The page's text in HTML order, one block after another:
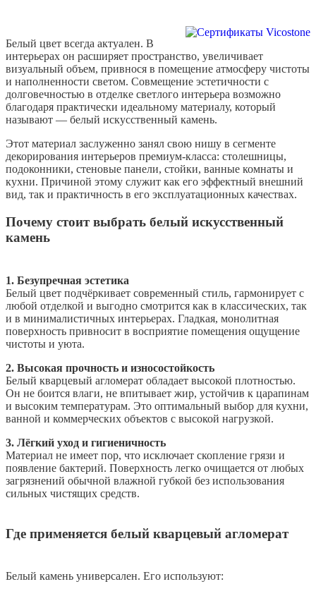
Белый цвет всегда актуален. В
интерьерах он расширяет пространство, увеличивает
визуальный объем, привнося в помещение атмосферу чистоты
и наполненности светом. Совмещение эстетичности с
долговечностью в отделке светлого интерьера возможно
благодаря практически идеальному материалу, который
называют — белый искусственный камень.
Этот материал заслуженно занял свою нишу в сегменте
декорирования интерьеров премиум-класса: столешницы,
подоконники, стеновые панели, стойки, ванные комнаты и
кухни. Причиной этому служит как его эффектный внешний
вид, так и практичность в его эксплуатационных качествах.
Почему стоит выбрать белый искусственный
камень
1. Безупречная эстетика
Белый цвет подчёркивает современный стиль, гармонирует с
любой отделкой и выгодно смотрится как в классических, так
и в минималистичных интерьерах. Гладкая, монолитная
поверхность привносит в восприятие помещения ощущение
чистоты и уюта.
2. Высокая прочность и износостойкость
Белый кварцевый агломерат обладает высокой плотностью.
Он не боится влаги, не впитывает жир, устойчив к царапинам
и высоким температурам. Это оптимальный выбор для кухни,
ванной и коммерческих объектов с высокой нагрузкой.
3. Лёгкий уход и гигиеничность
Материал не имеет пор, что исключает скопление грязи и
появление бактерий. Поверхность легко очищается от любых
загрязнений обычной влажной губкой без использования
сильных чистящих средств.
Где применяется белый кварцевый агломерат
Белый камень универсален. Его используют: